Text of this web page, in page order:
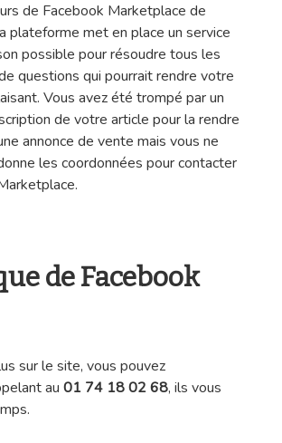
de Facebook Marketplace de
plateforme met en place un service
possible pour résoudre tous les
questions qui pourrait rendre votre
Vous avez été trompé par un
de votre article pour la rendre
annonce de vente mais vous ne
les coordonnées pour contacter
de Facebook
sur le site, vous pouvez
au 01 74 18 02 68, ils vous